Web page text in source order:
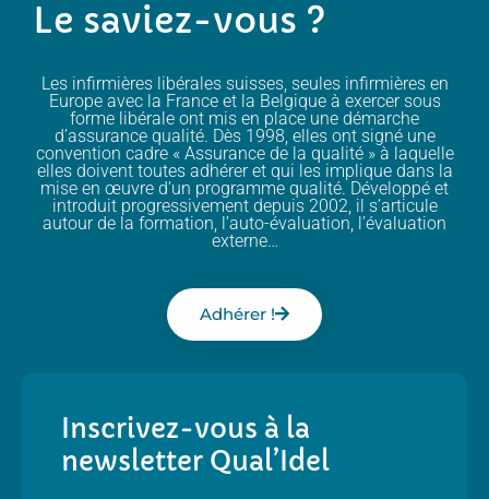
Le saviez-vous ?
Les infirmières libérales suisses, seules infirmières en
Europe avec la France et la Belgique à exercer sous
forme libérale ont mis en place une démarche
d’assurance qualité. Dès 1998, elles ont signé une
convention cadre « Assurance de la qualité » à laquelle
elles doivent toutes adhérer et qui les implique dans la
mise en œuvre d’un programme qualité. Développé et
introduit progressivement depuis 2002, il s’articule
autour de la formation, l’auto-évaluation, l’évaluation
externe…
Adhérer !
Inscrivez-vous à la
newsletter Qual’Idel